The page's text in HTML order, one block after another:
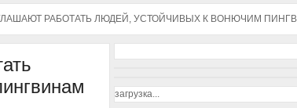
РАБОТАТЬ ЛЮДЕЙ, УСТОЙЧИВЫХ К ВОНЮЧИМ
загрузка...